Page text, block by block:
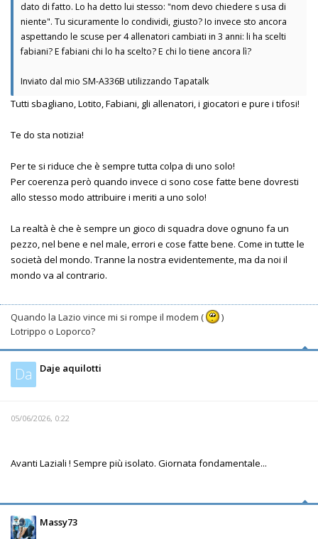
dato di fatto. Lo ha detto lui stesso: "nom devo chiedere s usa di
niente". Tu sicuramente lo condividi, giusto? Io invece sto ancora
aspettando le scuse per 4 allenatori cambiati in 3 anni: li ha scelti
fabiani? E fabiani chi lo ha scelto? E chi lo tiene ancora lì?
Inviato dal mio SM-A336B utilizzando Tapatalk
Tutti sbagliano, Lotito, Fabiani, gli allenatori, i giocatori e pure i tifosi!
Te do sta notizia!
Per te si riduce che è sempre tutta colpa di uno solo!
Per coerenza però quando invece ci sono cose fatte bene dovresti
allo stesso modo attribuire i meriti a uno solo!
La realtà è che è sempre un gioco di squadra dove ognuno fa un
pezzo, nel bene e nel male, errori e cose fatte bene. Come in tutte le
società del mondo. Tranne la nostra evidentemente, ma da noi il
mondo va al contrario.
Quando la Lazio vince mi si rompe il modem (
)
Lotrippo o Loporco?
Da Daje aquilotti
05/06/2026, 0:22
Avanti Laziali ! Sempre più isolato. Giornata fondamentale...
Massy73